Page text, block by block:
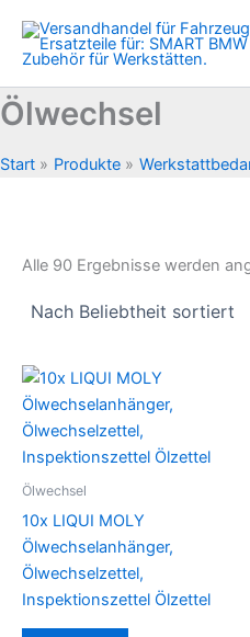
Inhalt
springen
Ölwechsel
Start Produkte
Alle 90 Ergebnisse werden
Ölwechsel
10x LIQUI MOLY
Ölwechselanhänger,
Ölwechselzettel,
Inspektionszettel Ölzettel